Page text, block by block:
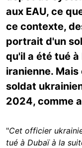
aux EAU, ce
ce contexte,
portrait d'un
qu'il a été tué
iranienne.
soldat
2024, comme
"Cet officier
tué à Dubaï à la